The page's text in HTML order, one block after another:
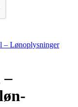
– Lønoplysninger
–